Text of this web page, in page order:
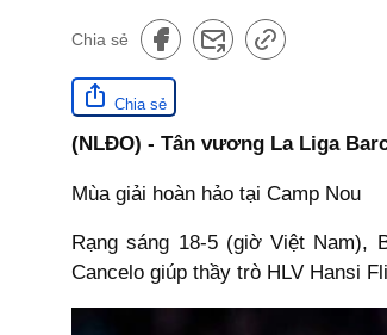
Chia sẻ
Chia sẻ
(NLĐO) - Tân vương La Liga
Mùa giải hoàn hảo tại Camp Nou
Rạng sáng 18-5 (giờ Việt Nam),
Cancelo giúp thầy trò HLV Hansi